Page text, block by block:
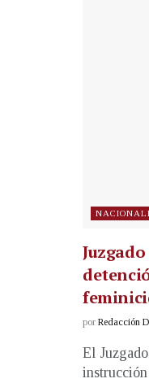
por Redacción
El